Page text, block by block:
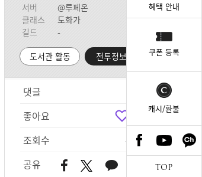
서버
@루페온
클래스
도화가
길드
-
도서관 활동 전투정보실
댓글
좋아요
조회수
452
공유
혜택 안내
쿠폰 등록
캐시/환불
TOP